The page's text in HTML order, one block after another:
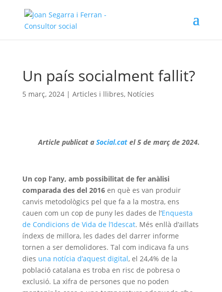
Un país socialment fallit?
5 març, 2024| Articles i llibres, Notícies
Article publicat aSocial.cat el 5 de març de 2024.
Un cop l’any, amb possibilitat de fer anàlisi
comparada des del 2016en què es van produir
canvis metodològics pel que fa a la mostra, ens
cauen com un cop de puny les dades de l’Enquesta
de Condicions de Vida de l’Idescat. Més enllà d’aïllats
índexs de millora, les dades del darrer informe
tornen a ser demolidores. Tal com indicava fa uns
dies una notícia d’aquest digital, el 24,4% de la
població catalana es troba en risc de pobresa o
exclusió. La xifra de persones que no poden